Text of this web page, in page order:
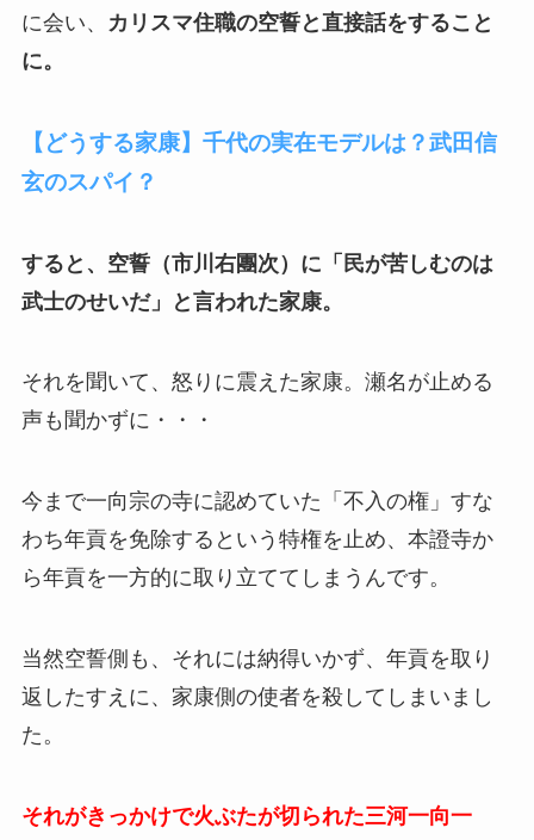
に会い、 カリスマ住職の空誓と直接話をすること
に。
【どうする家康】千代の実在モデルは？武田信
玄のスパイ？
すると、空誓（市川右團次）に「民が苦しむのは
武士のせいだ」と言われた家康。
それを聞いて、怒りに震えた家康。瀬名が止める
声も聞かずに・・・
今まで一向宗の寺に認めていた「不入の権」すな
わち年貢を免除するという特権を止め、本證寺か
ら年貢を一方的に取り立ててしまうんです。
当然空誓側も、それには納得いかず、年貢を取り
返したすえに、家康側の使者を殺してしまいまし
た。
それがきっかけで火ぶたが切られた三河一向一